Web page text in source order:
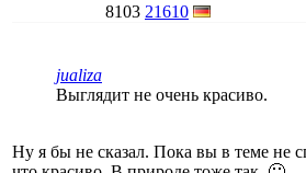
8103 21610
jualiza
Выглядит не очень красиво.
Ну я бы не сказал. Пока вы в теме не